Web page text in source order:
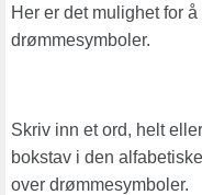
Her er det mulighet for
drømmesymboler.
Skriv inn et ord, helt
bokstav i den
over drømmesymboler.